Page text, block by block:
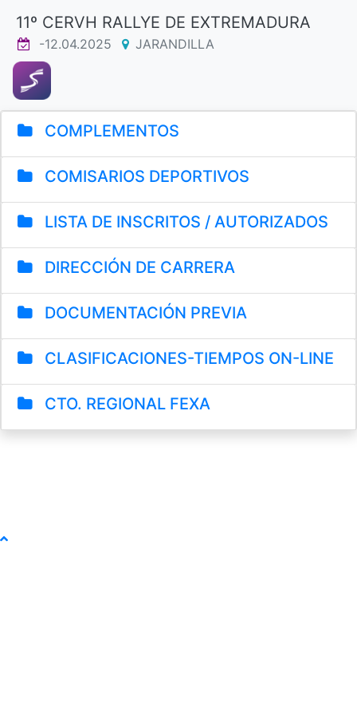
11º CERVH RALLYE DE EXTREMADURA
-12.04.2025 JARANDILLA
COMPLEMENTOS
COMISARIOS DEPORTIVOS
LISTA DE INSCRITOS / AUTORIZADOS
DIRECCIÓN DE CARRERA
DOCUMENTACIÓN PREVIA
CLASIFICACIONES-TIEMPOS ON-LINE
CTO. REGIONAL FEXA